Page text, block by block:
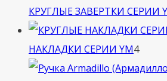
КРУГЛЫЕ ЗАВЕРТКИ СЕРИИ
НАКЛАДКИ СЕРИИ YM44